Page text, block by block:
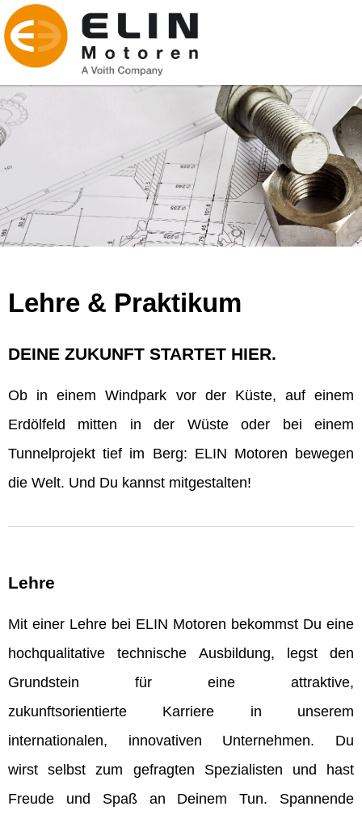
Lehre & Praktikum
DEINE ZUKUNFT STARTET HIER.
Ob in einem Windpark vor der Küste, auf einem
Erdölfeld mitten in der Wüste oder bei einem
Tunnelprojekt tief im Berg: ELIN Motoren bewegen
die Welt. Und Du kannst mitgestalten!
Lehre
Mit einer Lehre bei ELIN Motoren bekommst Du eine
hochqualitative technische Ausbildung, legst den
Grundstein für eine attraktive,
zukunftsorientierte Karriere in unserem
internationalen, innovativen Unternehmen. Du
wirst selbst zum gefragten Spezialisten und hast
Freude und Spaß an Deinem Tun. Spannende